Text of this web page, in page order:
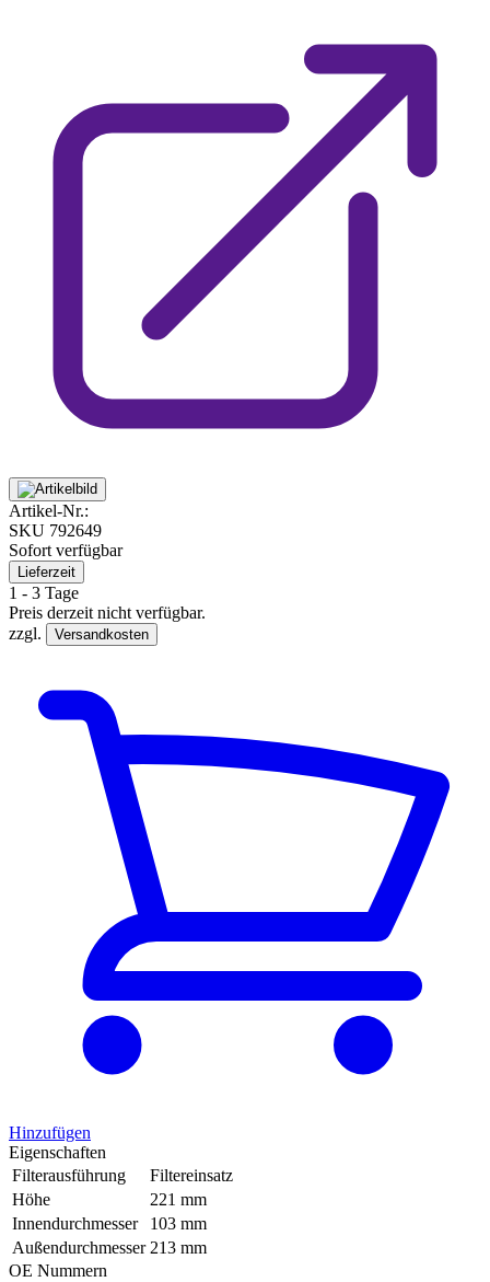
Artikel-Nr.:
SKU 792649
Sofort verfügbar
Lieferzeit
1 - 3 Tage
Preis derzeit nicht verfügbar.
zzgl.
Versandkosten
Hinzufügen
Eigenschaften
Filterausführung
Filtereinsatz
Höhe
221 mm
Innendurchmesser
103 mm
Außendurchmesser 213 mm
OE Nummern